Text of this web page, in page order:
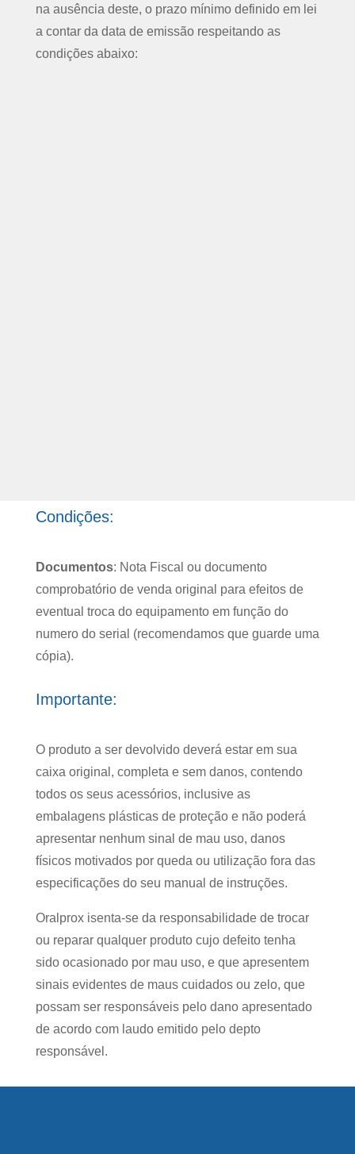
na ausência deste, o prazo mínimo definido em lei
a contar da data de emissão respeitando as
condições abaixo:
Condições:
Documentos: Nota Fiscal ou documento
comprobatório de venda original para efeitos de
eventual troca do equipamento em função do
numero do serial (recomendamos que guarde uma
cópia).
Importante:
O produto a ser devolvido deverá estar em sua
caixa original, completa e sem danos, contendo
todos os seus acessórios, inclusive as
embalagens plásticas de proteção e não poderá
apresentar nenhum sinal de mau uso, danos
físicos motivados por queda ou utilização fora das
especificações do seu manual de instruções.
Oralprox isenta-se da responsabilidade de trocar
ou reparar qualquer produto cujo defeito tenha
sido ocasionado por mau uso, e que apresentem
sinais evidentes de maus cuidados ou zelo, que
possam ser responsáveis pelo dano apresentado
de acordo com laudo emitido pelo depto
responsável.